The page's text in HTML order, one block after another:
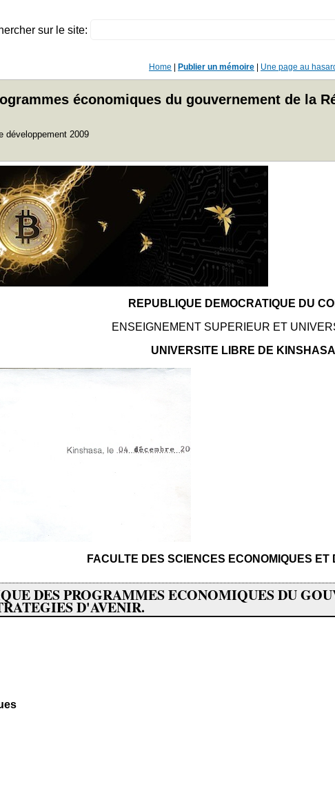
sur le site:
Home Publier un mémoire Une page au
économiques du gouvernement de la
développement 2009
REPUBLIQUE DEMOCRATIQUE DU
ENSEIGNEMENT SUPERIEUR ET
UNIVERSITE LIBRE DE KINSHASA
FACULTE DES SCIENCES ECONOMIQUES ET
DES PROGRAMMES ECONOMIQUES DU
D'AVENIR.